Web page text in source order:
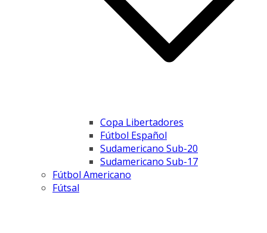
Copa Libertadores
Fútbol Español
Sudamericano Sub-20
Sudamericano Sub-17
Fútbol Americano
Fútsal